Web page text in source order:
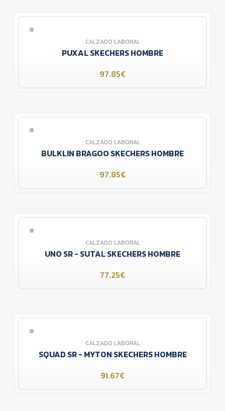
CALZADO LABORAL
PUXAL SKECHERS HOMBRE
97.85€
CALZADO LABORAL
BULKLIN BRAGOO SKECHERS HOMBRE
97.85€
CALZADO LABORAL
UNO SR - SUTAL SKECHERS HOMBRE
77.25€
CALZADO LABORAL
SQUAD SR - MYTON SKECHERS HOMBRE
91.67€